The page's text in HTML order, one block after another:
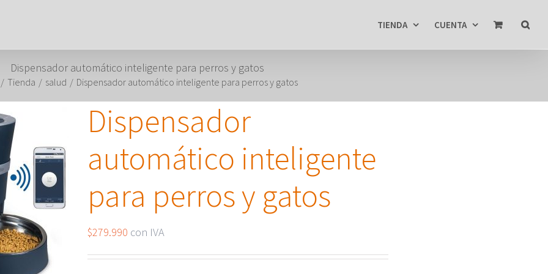
TIENDA CUENTA
Dispensador automático inteligente para perros y gatos
/ Tienda / salud / Dispensador automático inteligente para perros y gatos
Dispensador
automático inteligente
para perros y gatos
$279.990 con IVA